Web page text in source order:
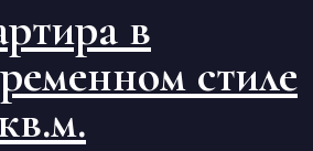
в
стиле